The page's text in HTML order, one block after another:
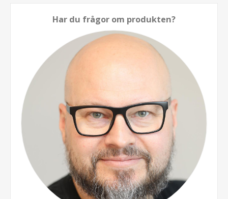
Har du frågor om produkten?